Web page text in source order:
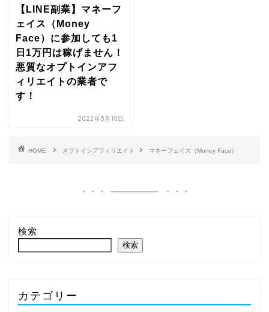
【LINE副業】マネーフ
ェイス（Money
Face）に参加しても1
日1万円は稼げません！
悪質なオプトインアフ
ィリエイトの業者で
す！
2022年5月10日
HOME オプトインアフィリエイト マネーフェイス（Money Face）
検索
検索
カテゴリー